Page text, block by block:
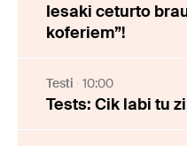
Iesaki ceturto
koferiem”!
Testi 10:00
Tests: Cik labi tu